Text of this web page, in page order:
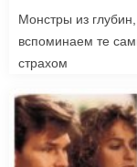
Монстры из
вспоминаем те
страхом